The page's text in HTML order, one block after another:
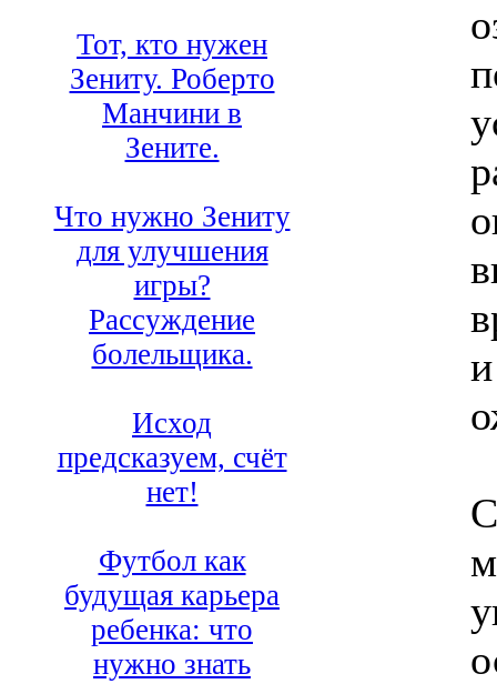
Тот, кто нужен
Зениту. Роберто
Манчини в
Зените.
Что нужно Зениту
для улучшения
игры?
Рассуждение
болельщика.
Исход
предсказуем, счёт
нет!
Футбол как
будущая карьера
ребенка: что
нужно знать